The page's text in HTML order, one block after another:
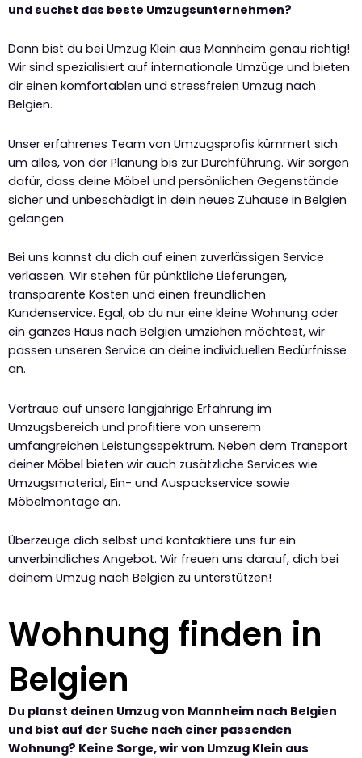
und suchst das beste Umzugsunternehmen?
Dann bist du bei Umzug Klein aus Mannheim genau richtig!
Wir sind spezialisiert auf internationale Umzüge und bieten
dir einen komfortablen und stressfreien Umzug nach
Belgien.
Unser erfahrenes Team von Umzugsprofis kümmert sich
um alles, von der Planung bis zur Durchführung. Wir sorgen
dafür, dass deine Möbel und persönlichen Gegenstände
sicher und unbeschädigt in dein neues Zuhause in Belgien
gelangen.
Bei uns kannst du dich auf einen zuverlässigen Service
verlassen. Wir stehen für pünktliche Lieferungen,
transparente Kosten und einen freundlichen
Kundenservice. Egal, ob du nur eine kleine Wohnung oder
ein ganzes Haus nach Belgien umziehen möchtest, wir
passen unseren Service an deine individuellen Bedürfnisse
an.
Vertraue auf unsere langjährige Erfahrung im
Umzugsbereich und profitiere von unserem
umfangreichen Leistungsspektrum. Neben dem Transport
deiner Möbel bieten wir auch zusätzliche Services wie
Umzugsmaterial, Ein- und Auspackservice sowie
Möbelmontage an.
Überzeuge dich selbst und kontaktiere uns für ein
unverbindliches Angebot. Wir freuen uns darauf, dich bei
deinem Umzug nach Belgien zu unterstützen!
Wohnung finden in
Belgien
Du planst deinen Umzug von Mannheim nach Belgien
und bist auf der Suche nach einer passenden
Wohnung? Keine Sorge, wir von Umzug Klein aus